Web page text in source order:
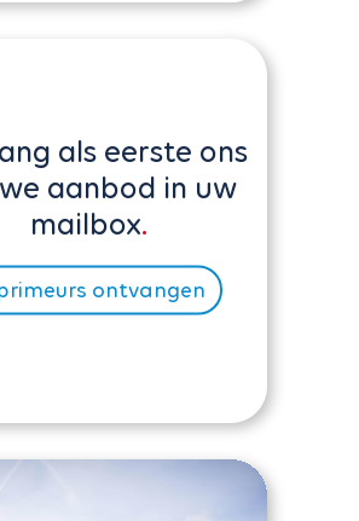
als eerste ons
aanbod in uw
mailbox
ontvangen